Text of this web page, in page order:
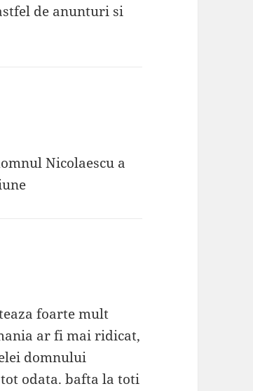
de anunturi si
Nicolaescu a
foarte mult
ar fi mai ridicat,
domnului
odata. bafta la toti